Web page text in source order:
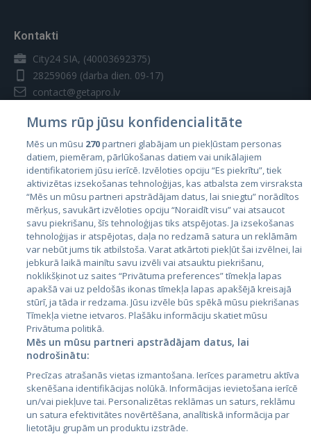
Kontakti
City24 SIA, (40003692375)
28259069 (darba dien. 09-17)
contact@getapro.lv
Valstis
Igaunija
Latvija
Lietuva
City24.lv
City24.ee
GetaPro.lv
GetaPro.ee
CVbankas.lt
Kainos.lt
Paslaugos.lt
auto24.ee
Mums rūp jūsu konfidencialitāte
Mēs un mūsu 270partneri glabājam un piekļūstam personas
datiem, piemēram, pārlūkošanas datiem vai unikālajiem
identifikatoriem jūsu ierīcē. Izvēloties opciju “Es piekrītu”, tiek
aktivizētas izsekošanas tehnoloģijas, kas atbalsta zem virsraksta
“Mēs un mūsu partneri apstrādājam datus, lai sniegtu” norādītos
mērķus, savukārt izvēloties opciju “Noraidīt visu” vai atsaucot
savu piekrišanu, šīs tehnoloģijas tiks atspējotas. Ja izsekošanas
tehnoloģijas ir atspējotas, daļa no redzamā satura un reklāmām
var nebūt jums tik atbilstoša. Varat atkārtoti piekļūt šai izvēlnei, lai
jebkurā laikā mainītu savu izvēli vai atsauktu piekrišanu,
noklikšķinot uz saites “Privātuma preferences” tīmekļa lapas
apakšā vai uz peldošās ikonas tīmekļa lapas apakšējā kreisajā
stūrī, ja tāda ir redzama. Jūsu izvēle būs spēkā mūsu piekrišanas
Tīmekļa vietne ietvaros. Plašāku informāciju skatiet mūsu
Privātuma politikā.
Mēs un mūsu partneri apstrādājam datus, lai
nodrošinātu:
Precīzas atrašanās vietas izmantošana. Ierīces parametru aktīva
skenēšana identifikācijas nolūkā. Informācijas ievietošana ierīcē
un/vai piekļuve tai. Personalizētas reklāmas un saturs, reklāmu
un satura efektivitātes novērtēšana, analītiskā informācija par
lietotāju grupām un produktu izstrāde.